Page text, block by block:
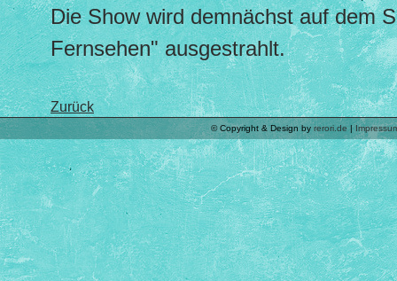
Die Show wird demnächst auf dem
Fernsehen" ausgestrahlt.
Zurück
© Copyright & Design by rerori.de|